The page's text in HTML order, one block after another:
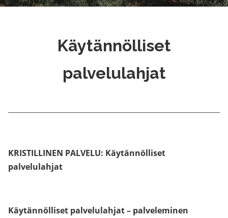
Käytännölliset
palvelulahjat
KRISTILLINEN PALVELU: Käytännölliset
palvelulahjat
Käytännölliset palvelulahjat – palveleminen